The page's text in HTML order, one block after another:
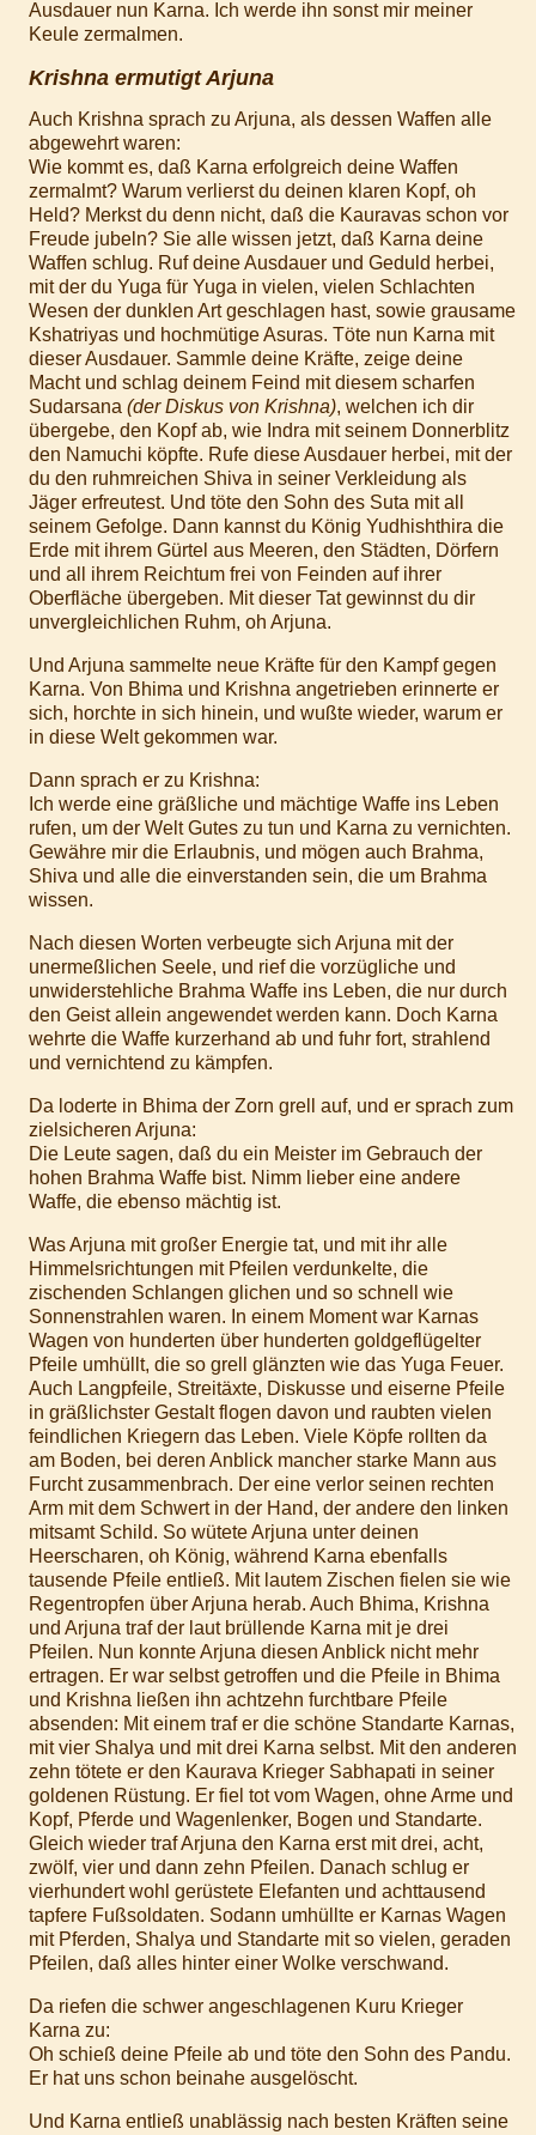
Ausdauer nun Karna. Ich werde ihn sonst mir meiner
Keule zermalmen.
Krishna ermutigt Arjuna
Auch Krishna sprach zu Arjuna, als dessen Waffen alle
abgewehrt waren:
Wie kommt es, daß Karna erfolgreich deine Waffen
zermalmt? Warum verlierst du deinen klaren Kopf, oh
Held? Merkst du denn nicht, daß die Kauravas schon vor
Freude jubeln? Sie alle wissen jetzt, daß Karna deine
Waffen schlug. Ruf deine Ausdauer und Geduld herbei,
mit der du Yuga für Yuga in vielen, vielen Schlachten
Wesen der dunklen Art geschlagen hast, sowie grausame
Kshatriyas und hochmütige Asuras. Töte nun Karna mit
dieser Ausdauer. Sammle deine Kräfte, zeige deine
Macht und schlag deinem Feind mit diesem scharfen
Sudarsana (der Diskus von Krishna), welchen ich dir
übergebe, den Kopf ab, wie Indra mit seinem Donnerblitz
den Namuchi köpfte. Rufe diese Ausdauer herbei, mit der
du den ruhmreichen Shiva in seiner Verkleidung als
Jäger erfreutest. Und töte den Sohn des Suta mit all
seinem Gefolge. Dann kannst du König Yudhishthira die
Erde mit ihrem Gürtel aus Meeren, den Städten, Dörfern
und all ihrem Reichtum frei von Feinden auf ihrer
Oberfläche übergeben. Mit dieser Tat gewinnst du dir
unvergleichlichen Ruhm, oh Arjuna.
Und Arjuna sammelte neue Kräfte für den Kampf gegen
Karna. Von Bhima und Krishna angetrieben erinnerte er
sich, horchte in sich hinein, und wußte wieder, warum er
in diese Welt gekommen war.
Dann sprach er zu Krishna:
Ich werde eine gräßliche und mächtige Waffe ins Leben
rufen, um der Welt Gutes zu tun und Karna zu vernichten.
Gewähre mir die Erlaubnis, und mögen auch Brahma,
Shiva und alle die einverstanden sein, die um Brahma
wissen.
Nach diesen Worten verbeugte sich Arjuna mit der
unermeßlichen Seele, und rief die vorzügliche und
unwiderstehliche Brahma Waffe ins Leben, die nur durch
den Geist allein angewendet werden kann. Doch Karna
wehrte die Waffe kurzerhand ab und fuhr fort, strahlend
und vernichtend zu kämpfen.
Da loderte in Bhima der Zorn grell auf, und er sprach zum
zielsicheren Arjuna:
Die Leute sagen, daß du ein Meister im Gebrauch der
hohen Brahma Waffe bist. Nimm lieber eine andere
Waffe, die ebenso mächtig ist.
Was Arjuna mit großer Energie tat, und mit ihr alle
Himmelsrichtungen mit Pfeilen verdunkelte, die
zischenden Schlangen glichen und so schnell wie
Sonnenstrahlen waren. In einem Moment war Karnas
Wagen von hunderten über hunderten goldgeflügelter
Pfeile umhüllt, die so grell glänzten wie das Yuga Feuer.
Auch Langpfeile, Streitäxte, Diskusse und eiserne Pfeile
in gräßlichster Gestalt flogen davon und raubten vielen
feindlichen Kriegern das Leben. Viele Köpfe rollten da
am Boden, bei deren Anblick mancher starke Mann aus
Furcht zusammenbrach. Der eine verlor seinen rechten
Arm mit dem Schwert in der Hand, der andere den linken
mitsamt Schild. So wütete Arjuna unter deinen
Heerscharen, oh König, während Karna ebenfalls
tausende Pfeile entließ. Mit lautem Zischen fielen sie wie
Regentropfen über Arjuna herab. Auch Bhima, Krishna
und Arjuna traf der laut brüllende Karna mit je drei
Pfeilen. Nun konnte Arjuna diesen Anblick nicht mehr
ertragen. Er war selbst getroffen und die Pfeile in Bhima
und Krishna ließen ihn achtzehn furchtbare Pfeile
absenden: Mit einem traf er die schöne Standarte Karnas,
mit vier Shalya und mit drei Karna selbst. Mit den anderen
zehn tötete er den Kaurava Krieger Sabhapati in seiner
goldenen Rüstung. Er fiel tot vom Wagen, ohne Arme und
Kopf, Pferde und Wagenlenker, Bogen und Standarte.
Gleich wieder traf Arjuna den Karna erst mit drei, acht,
zwölf, vier und dann zehn Pfeilen. Danach schlug er
vierhundert wohl gerüstete Elefanten und achttausend
tapfere Fußsoldaten. Sodann umhüllte er Karnas Wagen
mit Pferden, Shalya und Standarte mit so vielen, geraden
Pfeilen, daß alles hinter einer Wolke verschwand.
Da riefen die schwer angeschlagenen Kuru Krieger
Karna zu:
Oh schieß deine Pfeile ab und töte den Sohn des Pandu.
Er hat uns schon beinahe ausgelöscht.
Und Karna entließ unablässig nach besten Kräften seine